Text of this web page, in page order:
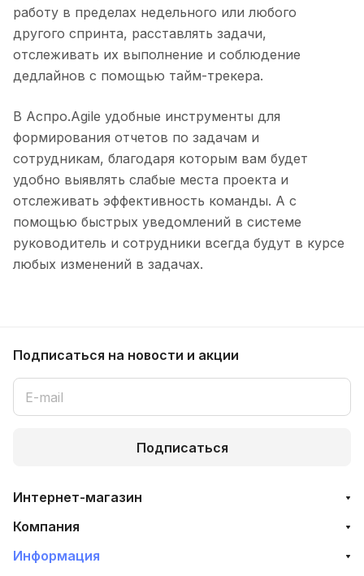
работу в пределах недельного или любого
другого спринта, расставлять задачи,
отслеживать их выполнение и соблюдение
дедлайнов с помощью тайм-трекера.
В Аспро.Agile удобные инструменты для
формирования отчетов по задачам и
сотрудникам, благодаря которым вам будет
удобно выявлять слабые места проекта и
отслеживать эффективность команды. А с
помощью быстрых уведомлений в системе
руководитель и сотрудники всегда будут в курсе
любых изменений в задачах.
Подписаться на новости и акции
Подписаться
Интернет-магазин
Компания
Информация